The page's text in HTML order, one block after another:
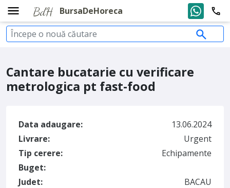
BursaDeHoreca
Cantare bucatarie cu verificare
metrologica pt fast-food
Data adaugare:
13.06.2024
Livrare:
Urgent
Tip cerere:
Echipamente
Buget:
Judet:
BACAU